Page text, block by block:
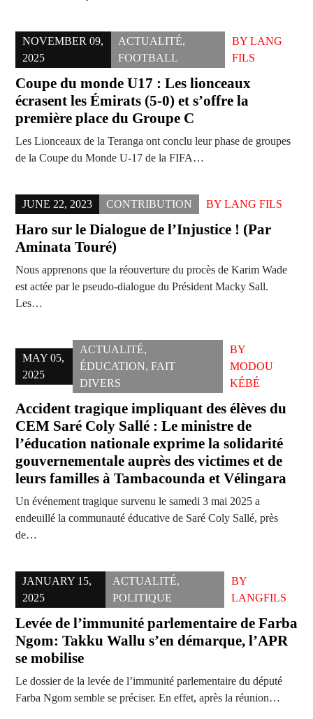
NOVEMBER 09,
2025
ACTUALITÉ,
FOOTBALL
BYLANG
FILS
Coupe du monde U17 : Les lionceaux
écrasent les Émirats (5-0) et s’offre la
première place du Groupe C
Les Lionceaux de la Teranga ont conclu leur phase de groupes
de la Coupe du Monde U-17 de la FIFA…
JUNE 22, 2023 CONTRIBUTION BY LANG FILS
Haro sur le Dialogue de l’Injustice ! (Par
Aminata Touré)
Nous apprenons que la réouverture du procès de Karim Wade
est actée par le pseudo-dialogue du Président Macky Sall.
Les…
MAY 05,
2025
ACTUALITÉ,
ÉDUCATION,FAIT
DIVERS
BY
MODOU
KÉBÉ
Accident tragique impliquant des élèves du
CEM Saré Coly Sallé : Le ministre de
l’éducation nationale exprime la solidarité
gouvernementale auprès des victimes et de
leurs familles à Tambacounda et Vélingara
Un événement tragique survenu le samedi 3 mai 2025 a
endeuillé la communauté éducative de Saré Coly Sallé, près
de…
JANUARY 15,
2025
ACTUALITÉ,
POLITIQUE
BY
LANGFILS
Levée de l’immunité parlementaire de Farba
Ngom: Takku Wallu s’en démarque, l’APR
se mobilise
Le dossier de la levée de l’immunité parlementaire du député
Farba Ngom semble se préciser. En effet, après la réunion…